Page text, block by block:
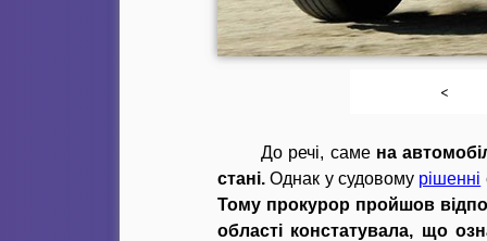
<
До речі, саме на
стані.Однак у судовому рішенні
Тому прокурор пройшов
області констатувала, що